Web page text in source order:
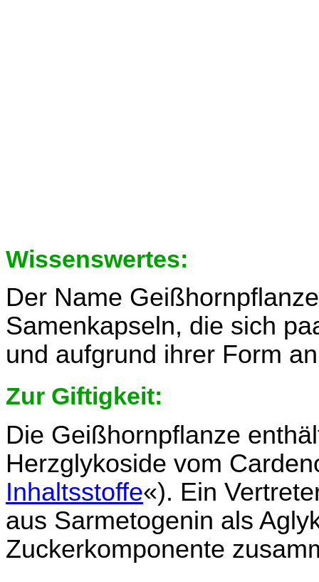
Wissenswertes:
Der Name
Samenkapseln, die sich
und aufgrund ihrer Form
Zur Giftigkeit:
Die Geißhornpflanze
Herzglykoside vom
Inhaltsstoffe«). Ein
aus Sarmetogenin als
Zuckerkomponente